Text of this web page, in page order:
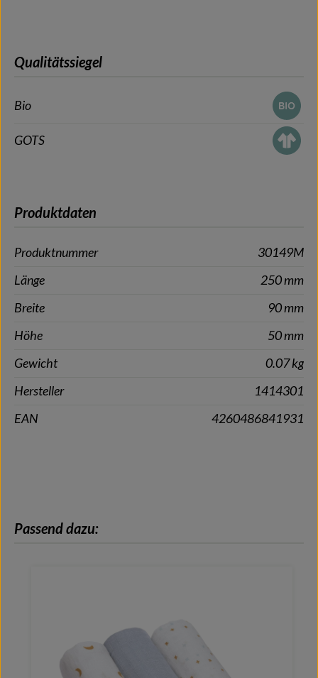
Qualitätssiegel
Bio
GOTS
Produktdaten
Produktnummer
30149M
Länge
250 mm
Breite
90 mm
Höhe
50 mm
Gewicht
0.07 kg
Hersteller
1414301
EAN
4260486841931
Produktgalerie überspringen
Passend dazu: